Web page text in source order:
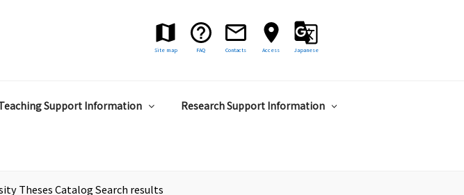
Site map FAQ Contacts Access Japanese
Support Information Research Support Information
Theses Catalog Search results